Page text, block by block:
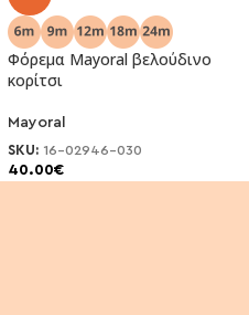
Φόρεμα Mayoral βελούδινο
κορίτσι
Mayoral
SKU: 16-02946-030
40.00€